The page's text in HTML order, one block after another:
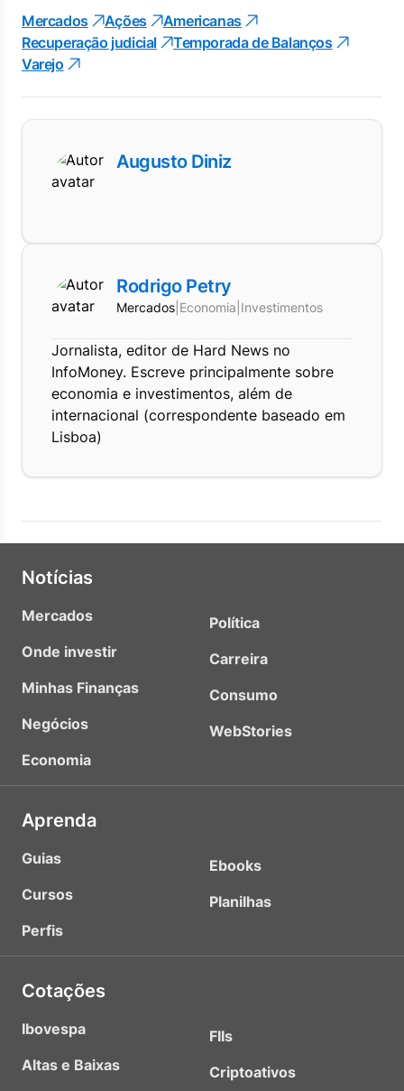
Mercados Ações
Americanas
Recuperação judicial
Temporada de Balanços
Varejo
Augusto Diniz
Rodrigo Petry
Mercados Economia Investimentos
Jornalista, editor de Hard News no
InfoMoney. Escreve principalmente sobre
economia e investimentos, além de
internacional (correspondente baseado em
Lisboa)
Notícias
Mercados
Onde investir
Minhas Finanças
Negócios
Economia
Política
Carreira
Consumo
WebStories
Aprenda
Guias
Cursos
Perfis
Ebooks
Planilhas
Cotações
Ibovespa
Altas e Baixas
FIIs
Criptoativos